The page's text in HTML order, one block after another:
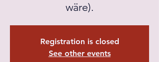
wäre).
Registration is closed
See other events